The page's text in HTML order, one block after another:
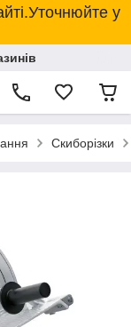
у
Скиборізки